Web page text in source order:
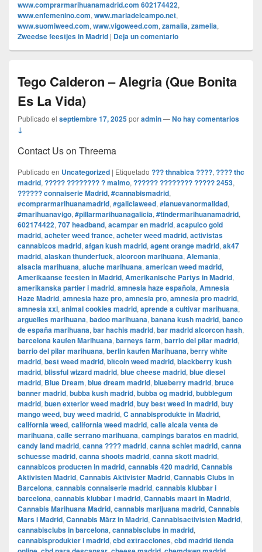
www.comprarmarihuanamadrid.com 602174422,
www.enfemenino.com, www.mariadelcampo.net,
www.suomiweed.com, www.vigoweed.com, zamalia, zamelia,
Zweedse feestjes in Madrid | Deja un comentario
Tego Calderon – Alegria (Que Bonita
Es La Vida)
Publicado el septiembre 17, 2025poradmin—No hay comentarios
↓
Contact Us on Threema
Publicado en Uncategorized | Etiquetado ??? thnabica ????, ???? thc
madrid, ????? ???????? ? malmo, ?????? ???????? ????? 2453,
?????? connaiserie Madrid, #cannabismadrid,
#comprarmarihuanamadrid, #galiciaweed, #lanuevanormalidad,
#marihuanavigo, #pillarmarihuanagalicia, #tindermarihuanamadrid,
602174422, 707 headband, acampar en madrid, acapulco gold
madrid, acheter weed france, acheter weed madrid, activistas
cannabicos madrid, afgan kush madrid, agent orange madrid, ak47
madrid, alaskan thunderfuck, alcorcon marihuana, Alemania,
alsacia marihuana, aluche marihuana, american weed madrid,
Amerikaanse feesten in Madrid, Amerikanische Partys in Madrid,
amerikanska partier i madrid, amnesia haze española, Amnesia
Haze Madrid, amnesia haze pro, amnesia pro, amnesia pro madrid,
amnesia xxl, animal cookies madrid, aprende a cultivar marihuana,
arguelles marihuana, badoo marihuana, banana kush madrid, banco
de españa marihuana, bar hachis madrid, bar madrid alcorcon hash,
barcelona kaufen Marihuana, barneys farm, barrio del pilar madrid,
barrio del pilar marihuana, berlin kaufen Marihuana, berry white
madrid, best weed madrid, bitcoin weed madrid, blackberry kush
madrid, blissful wizard madrid, blue cheese madrid, blue diesel
madrid, Blue Dream, blue dream madrid, blueberry madrid, bruce
banner madrid, bubba kush madrid, bubba og madrid, bubblegum
madrid, buen exterior weed madrid, buy best weed in madrid, buy
mango weed, buy weed madrid, C annabisprodukte in Madrid,
california weed, california weed madrid, calle alcala venta de
marihuana, calle serrano marihuana, campings baratos en madrid,
candy land madrid, canna ???? madrid, canna schiet madrid, canna
schuesse madrid, canna shoots madrid, canna skott madrid,
cannabicos producten in madrid, cannabis 420 madrid, Cannabis
Aktivisten Madrid, Cannabis Aktivister Madrid, Cannabis Clubs in
Barcelona, cannabis connaiserie madrid, cannabis klubbar i
barcelona, cannabis klubbar i madrid, Cannabis maart in Madrid,
Cannabis Marihuana Madrid, cannabis marijuana madrid, Cannabis
Mars i Madrid, Cannabis März in Madrid, Cannabisactivisten Madrid,
cannabisclubs in barcelona, cannabisclubs in madrid,
cannabisprodukter i madrid, cbd extracciones, cbd madrid tienda